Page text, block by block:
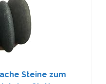
Steine zum